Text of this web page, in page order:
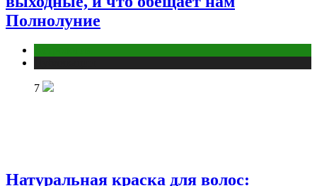
Полнолуние
7
Натуральная краска для волос: